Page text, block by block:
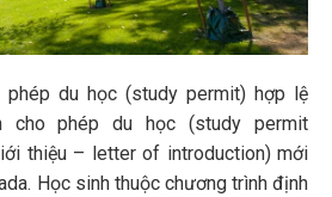
du học (study permit) hợp lệ
cho phép du học (study permit
thiệu – letter of introduction) mới
Học sinh thuộc chương trình định